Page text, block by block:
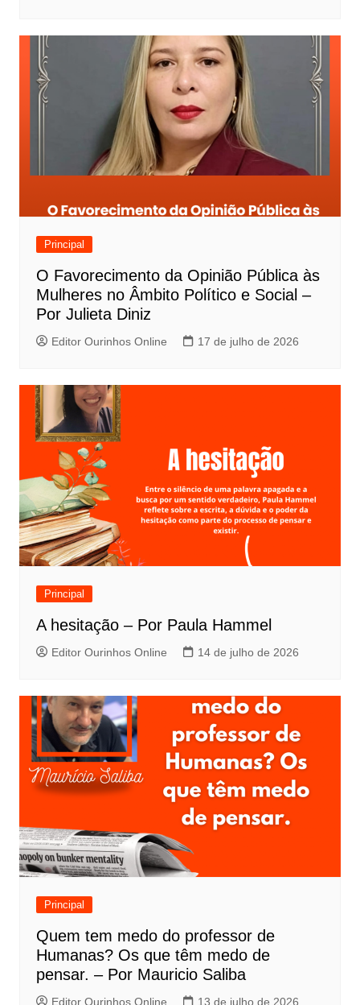
Principal
O Favorecimento da Opinião Pública às
Mulheres no Âmbito Político e Social –
Por Julieta Diniz
Editor Ourinhos Online 17 de julho de 2026
Principal
A hesitação – Por Paula Hammel
Editor Ourinhos Online 14 de julho de 2026
Principal
Quem tem medo do professor de
Humanas? Os que têm medo de
pensar. – Por Mauricio Saliba
Editor Ourinhos Online 13 de julho de 2026